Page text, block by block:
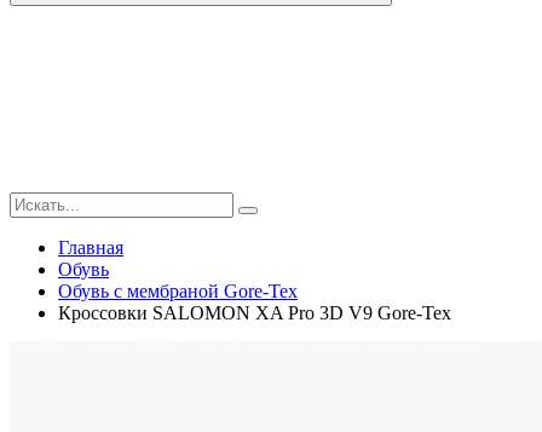
Главная
Обувь
Обувь с мембраной Gore-Tex
Кроссовки SALOMON XA Pro 3D V9 Gore-Tex